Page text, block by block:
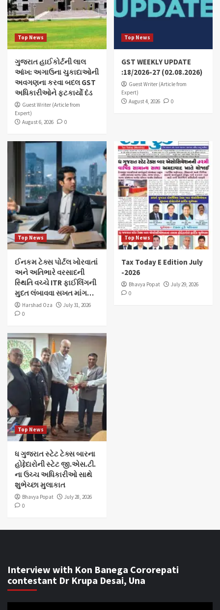
Top News
ગુજરાત હાઈકોર્ટની લાલ
આંખ: અગાઉના ચુકાદાઓની
અવગણના કરવા બદલ GST
અધિકારીઓને ફટકાર્યો દંડ
Guest Writer (Article from
Expert)
August 6, 2026
0
Top News
GST WEEKLY UPDATE
:18/2026-27 (02.08.2026)
Guest Writer (Article from
Expert)
August 4, 2026
0
Top News
ઈનકમ ટેક્સ પોર્ટલ ખોરવાતાં
અને અતિભારે વરસાદની
સ્થિતિ વચ્ચે ITR ફાઈલિંગની
મુદત લંબાવવા સખત માંગ…
Harshad Oza
July 31, 2026
0
Top News
Tax Today E Edition July
-2026
Bhavya Popat
July 29, 2026
0
Top News
ધ ગુજરાત સ્ટેટ ટેક્સ બારના
હોદ્દેદારોની સ્ટેટ જી.એસ.ટી.
ના ઉચ્ચ અધિકારીઓ સાથે
શુભેચ્છા મુલાકાત
Bhavya Popat
July 28, 2026
0
Interview with Kon Banega Cororepati
contestant Dr Krupa Desai, Una